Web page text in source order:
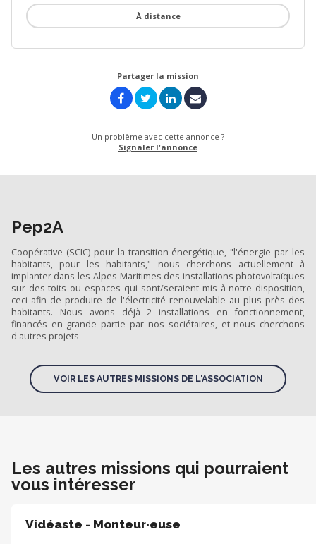
À distance
Partager la mission
Un problème avec cette annonce ?
Signaler l'annonce
Pep2A
Coopérative (SCIC) pour la transition énergétique, "l'énergie par les
habitants, pour les habitants," nous cherchons actuellement à
implanter dans les Alpes-Maritimes des installations photovoltaïques
sur des toits ou espaces qui sont/seraient mis à notre disposition,
ceci afin de produire de l'électricité renouvelable au plus près des
habitants. Nous avons déjà 2 installations en fonctionnement,
financés en grande partie par nos sociétaires, et nous cherchons
d'autres projets
VOIR LES AUTRES MISSIONS DE L'ASSOCIATION
Les autres missions qui pourraient
vous intéresser
Vidéaste - Monteur·euse